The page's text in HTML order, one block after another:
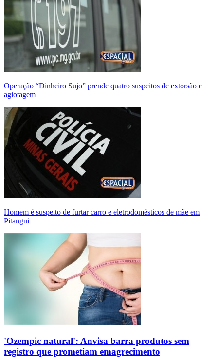
Operação “Dinheiro Sujo” prende quatro suspeitos de extorsão e
agiotagem
Homem é suspeito de furtar carro e eletrodomésticos de mãe em
Pitangui
'Ozempic natural': Anvisa barra produtos sem
registro que prometiam emagrecimento